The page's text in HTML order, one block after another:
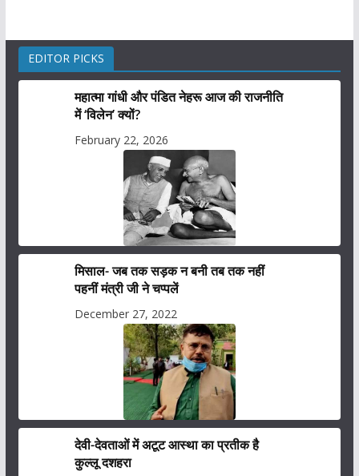
EDITOR PICKS
महात्मा गांधी और पंडित नेहरू आज की राजनीति
में ‘विलेन’ क्यों?
February 22, 2026
मिसाल- जब तक सड़क न बनी तब तक नहीं
पहनीं मंत्री जी ने चप्पलें
December 27, 2022
देवी-देवताओं में अटूट आस्था का प्रतीक है
कुल्लू दशहरा